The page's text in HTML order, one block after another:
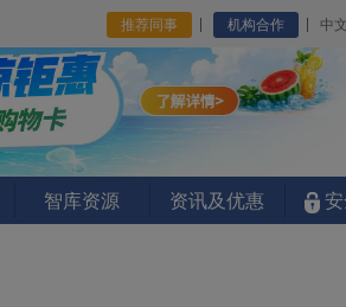
推荐同事 机构合作 中文
智库资源 资讯及优惠 安